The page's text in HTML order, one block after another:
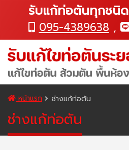
รับแก้ท่อตันทุกชนิ
095-4389638 ,
หน้าแรก ช่างแก้ท่อตัน
ช่างแก้ท่อตัน